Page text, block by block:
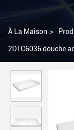
À La Maison >
2DTC6036 douche